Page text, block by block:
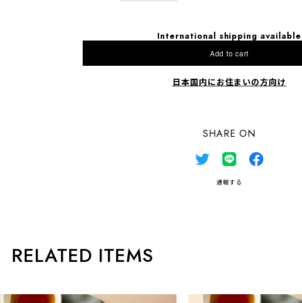
International shipping available
Add to cart
日本国内にお住まいの方向け
SHARE ON
通報する
RELATED ITEMS